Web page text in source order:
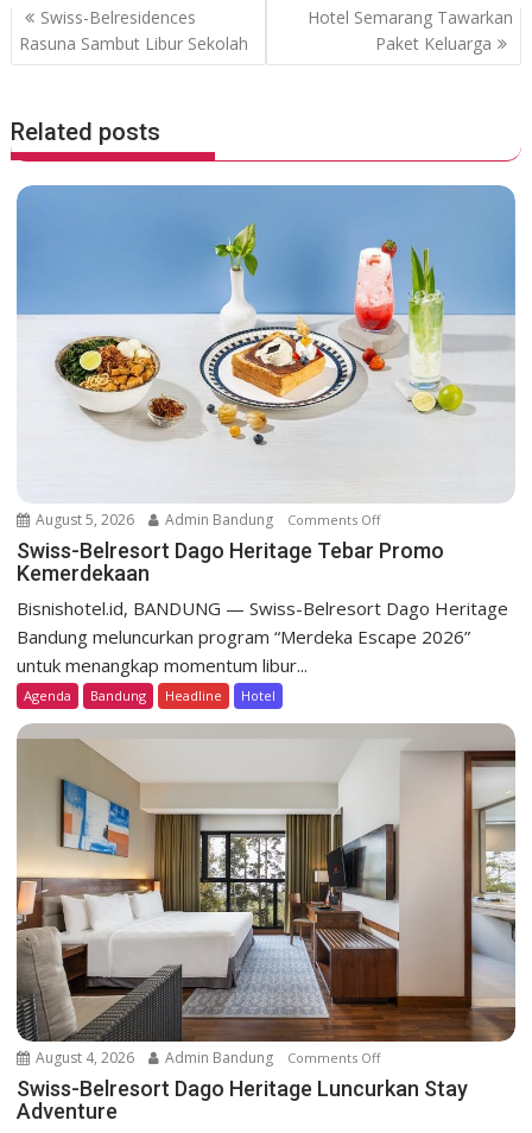
o
k
p
p
P
o
n
a
v
t
Swiss-Belresidences
Rasuna Sambut Libur Sekolah
Hotel Semarang Tawarkan
Paket Keluarga
Related posts
August 5, 2026 Admin Bandung Comments Offo
n
B
e
o
t
g
o
e
Swiss-Belresort Dago Heritage Tebar Promo
Kemerdekaan
Bisnishotel.id, BANDUNG — Swiss-Belresort Dago Heritage
Bandung meluncurkan program “Merdeka Escape 2026”
untuk menangkap momentum libur...
Agenda Bandung Headline Hotel
August 4, 2026 Admin Bandung Comments Offo
n
Swiss-Belresort Dago Heritage Luncurkan Stay
Adventure